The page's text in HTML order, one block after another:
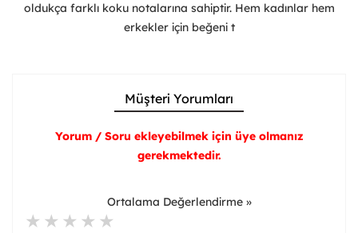
oldukça farklı koku notalarına sahiptir. Hem kadınlar hem
erkekler için beğeni t
Müşteri Yorumları
Yorum / Soru ekleyebilmek için üye olmanız
gerekmektedir.
Ortalama Değerlendirme »